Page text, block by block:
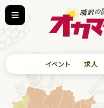
イベント 求人